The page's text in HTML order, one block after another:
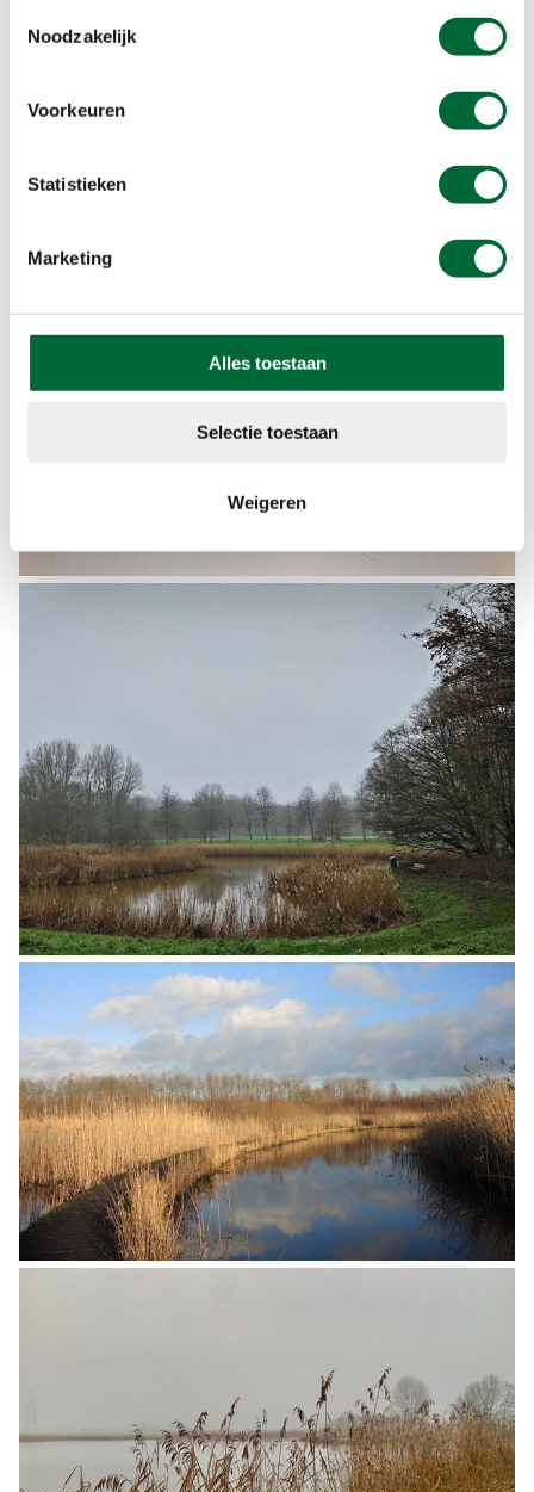
Noodzakelijk
Voorkeuren
Statistieken
Marketing
Alles toestaan
Selectie toestaan
Weigeren